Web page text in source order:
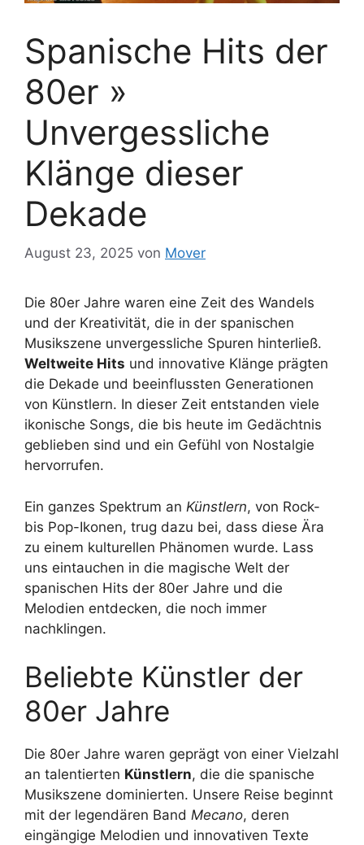
Spanische Hits der
80er »
Unvergessliche
Klänge dieser
Dekade
August 23, 2025 von Mover
Die 80er Jahre waren eine Zeit des Wandels
und der Kreativität, die in der spanischen
Musikszene unvergessliche Spuren hinterließ.
Weltweite Hits und innovative Klänge prägten
die Dekade und beeinflussten Generationen
von Künstlern. In dieser Zeit entstanden viele
ikonische Songs, die bis heute im Gedächtnis
geblieben sind und ein Gefühl von Nostalgie
hervorrufen.
Ein ganzes Spektrum an Künstlern, von Rock-
bis Pop-Ikonen, trug dazu bei, dass diese Ära
zu einem kulturellen Phänomen wurde. Lass
uns eintauchen in die magische Welt der
spanischen Hits der 80er Jahre und die
Melodien entdecken, die noch immer
nachklingen.
Beliebte Künstler der
80er Jahre
Die 80er Jahre waren geprägt von einer Vielzahl
an talentierten Künstlern, die die spanische
Musikszene dominierten. Unsere Reise beginnt
mit der legendären Band Mecano, deren
eingängige Melodien und innovativen Texte